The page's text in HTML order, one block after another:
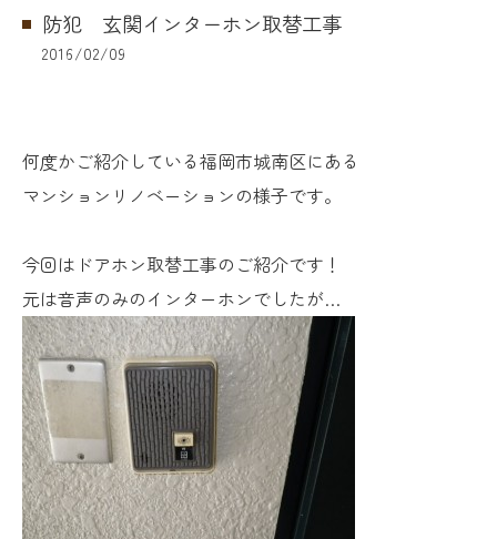
防犯 玄関インターホン取替工事
2016/02/09
何度かご紹介している福岡市城南区にある
マンションリノベーションの様子です。
今回はドアホン取替工事のご紹介です！
元は音声のみのインターホンでしたが…